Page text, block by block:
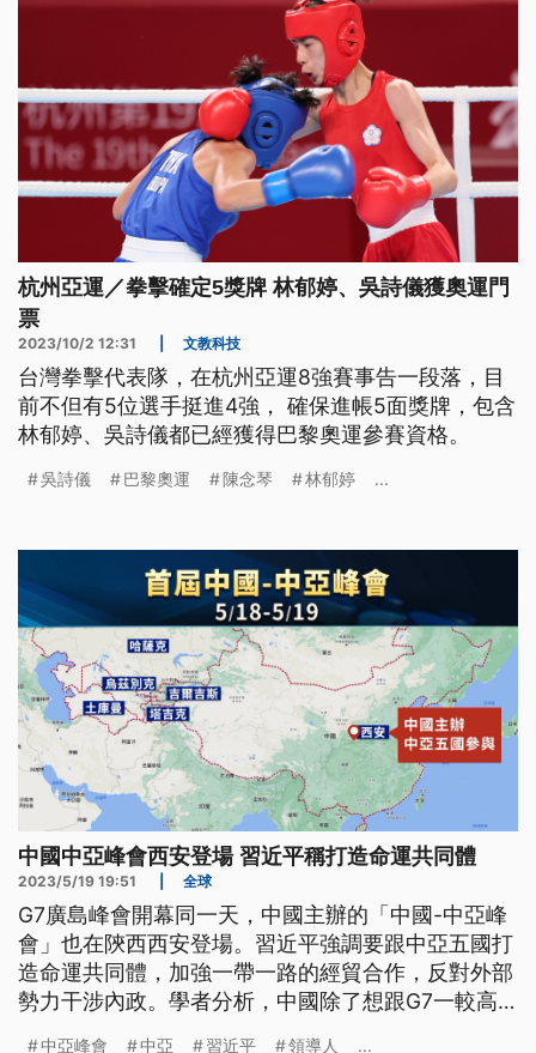
杭州亞運／拳擊確定5獎牌 林郁婷、吳詩儀獲奧運門
票
2023/10/2 12:31 文教科技
台灣拳擊代表隊，在杭州亞運8強賽事告一段落，目
前不但有5位選手挺進4強， 確保進帳5面獎牌，包含
林郁婷、吳詩儀都已經獲得巴黎奧運參賽資格。
吳詩儀 巴黎奧運 陳念琴 林郁婷 ...
中國中亞峰會西安登場 習近平稱打造命運共同體
2023/5/19 19:51 全球
G7廣島峰會開幕同一天，中國主辦的「中國-中亞峰
會」也在陝西西安登場。習近平強調要跟中亞五國打
造命運共同體，加強一帶一路的經貿合作，反對外部
勢力干涉內政。學者分析，中國除了想跟G7一較高
中亞峰會 中亞 習近平 領導人 ...